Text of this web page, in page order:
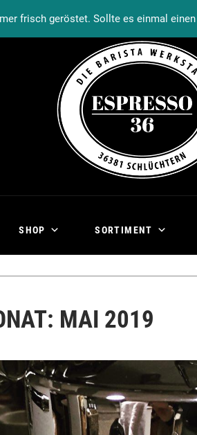
frisch geröstet. Sollte es einmal
Warenkorb Kasse Mein
SHOP SORTIMENT
MAI 2019